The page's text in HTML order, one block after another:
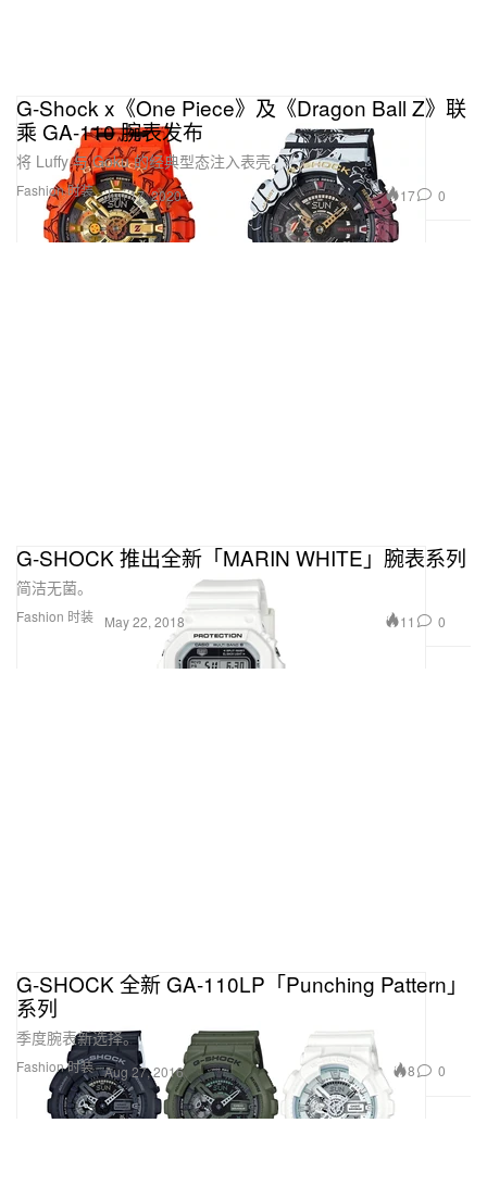
Fashion 时装
G-Shock x《One Piece》及《Dragon Ball Z》联
乘 GA-110 腕表发布
将 Luffy 与 Goku 的经典型态注入表壳。
Jun 17, 2020 17 0
Fashion 时装
G-SHOCK 推出全新「MARIN WHITE」腕表系列
简洁无菌。
May 22, 2018 11 0
Fashion 时装
G-SHOCK 全新 GA-110LP「Punching Pattern」
系列
季度腕表新选择。
Aug 27, 2016 8 0